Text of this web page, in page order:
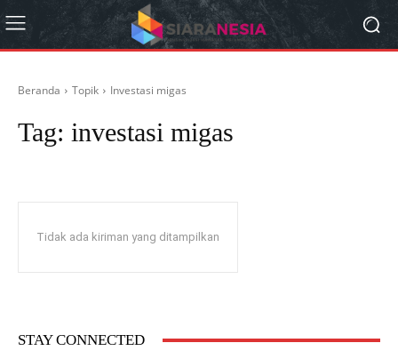
Beranda Topik Investasi migas
Tag: investasi migas
Tidak ada kiriman yang ditampilkan
STAY CONNECTED